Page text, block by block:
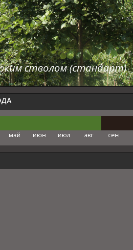
стволом (стандарт)
май июн июл авг сен